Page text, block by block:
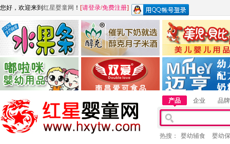
您好，欢迎来到 红星婴童网 ！ [请登录/免费注册]
江西麦嘟嘟食品有限公司
青岛嘟啦咪婴幼儿用品公司
江西醇之客月子米酒 惠州市美儿婴儿用品
湖南迈亨母婴用品有限
产品 企业 品牌
热搜： 婴幼辅食 婴幼